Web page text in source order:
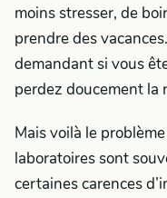
moins stresser, de
prendre des
demandant si vous
perdez doucement la
Mais voilà le
laboratoires sont
certaines carences